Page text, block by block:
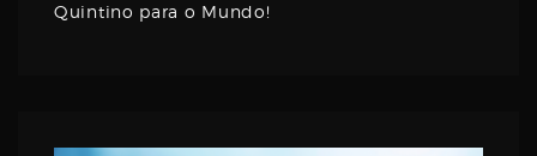
Quintino para o Mundo!